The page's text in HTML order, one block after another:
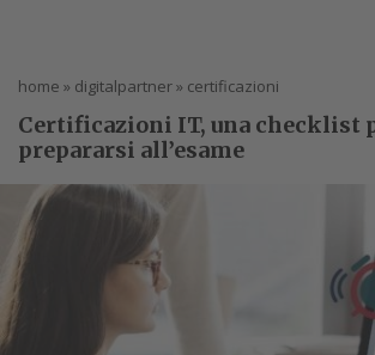
home » digitalpartner» certificazioni
Certificazioni IT, una checklist
prepararsi all’esame